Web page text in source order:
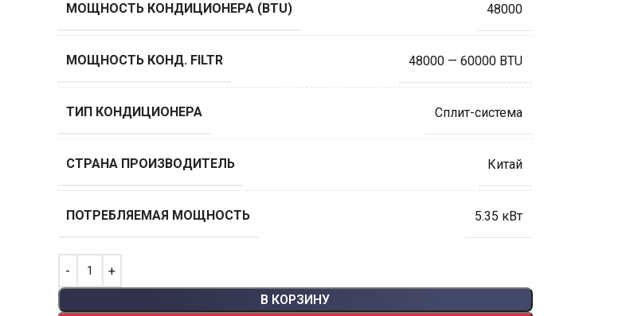
МОЩНОСТЬ КОНДИЦИОНЕРА (BTU) 48000
МОЩНОСТЬ КОНД. FILTR 48000 — 60000 BTU
ТИП КОНДИЦИОНЕРА Сплит-система
СТРАНА ПРОИЗВОДИТЕЛЬ Китай
ПОТРЕБЛЯЕМАЯ МОЩНОСТЬ 5.35 кВт
В КОРЗИНУ